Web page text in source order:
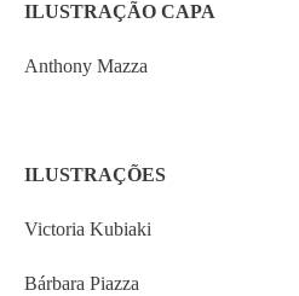
ILUSTRAÇÃO CAPA
Anthony Mazza
ILUSTRAÇÕES
Victoria Kubiaki
Bárbara Piazza